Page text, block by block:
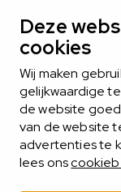
Deze
cookies
Wij maken
gelijkwaardige
de website
van de website
advertenties te
lees ons
Bekijk alle
MIDLANCEN
Het midlance-
Alles over